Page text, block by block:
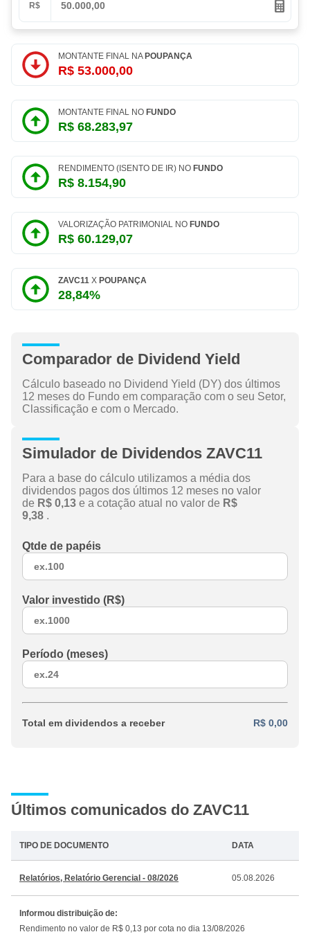
R$
MONTANTE FINAL NA POUPANÇA
R$ 53.000,00
MONTANTE FINAL NO FUNDO
R$ 68.283,97
RENDIMENTO (ISENTO DE IR) NO FUNDO
R$ 8.154,90
VALORIZAÇÃO PATRIMONIAL NO FUNDO
R$ 60.129,07
ZAVC11 X POUPANÇA
28,84%
Comparador de Dividend Yield
Cálculo baseado no Dividend Yield (DY) dos últimos
12 meses do Fundo em comparação com o seu Setor,
Classificação e com o Mercado.
Simulador de Dividendos ZAVC11
Para a base do cálculo utilizamos a média dos
dividendos pagos dos últimos 12 meses no valor
de R$ 0,13 e a cotação atual no valor de R$
9,38 .
Qtde de papéis
Valor investido (R$)
Período (meses)
Total em dividendos a receber R$ 0,00
Últimos comunicados do ZAVC11
TIPO DE DOCUMENTO DATA
Relatórios, Relatório Gerencial - 08/2026 05.08.2026
Informou distribuição de:
Rendimento no valor de R$ 0,13 por cota no dia 13/08/2026